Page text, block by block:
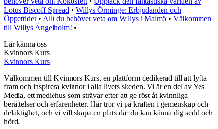
Lotus Biscoff Spread • Willys Örminge: Erbjudanden och
Öppettider• Allt du behöver veta om Willys i Malmö • Välkommen
till Willys Ängelholm! •
Lär känna oss
Kvinnors Kurs
Kvinnors Kurs
Välkommen till Kvinnors Kurs, en plattform dedikerad till att lyfta
fram och inspirera kvinnor i alla livets skeden. Vi är en del av Yes
Media, ett mediehus som strävar efter att ge röst åt kvinnliga
berättelser och erfarenheter. Här tror vi på kraften i gemenskap och
delaktighet, och vi vill skapa en plats där du kan känna dig sedd och
hörd.